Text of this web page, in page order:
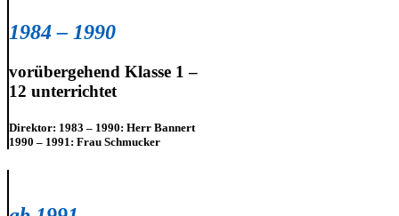
1984 – 1990
vorübergehend Klasse 1 –
12 unterrichtet
Direktor: 1983 – 1990: Herr Bannert
1990 – 1991: Frau Schmucker